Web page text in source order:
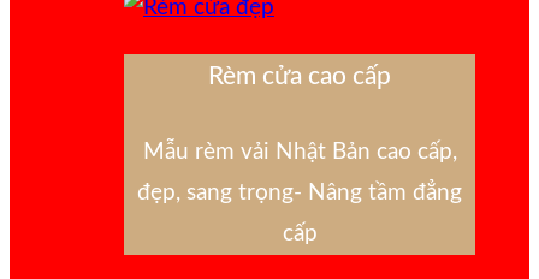
Rèm cửa cao cấp
Mẫu rèm vải Nhật Bản cao cấp,
đẹp, sang trọng- Nâng tầm đẳng
cấp